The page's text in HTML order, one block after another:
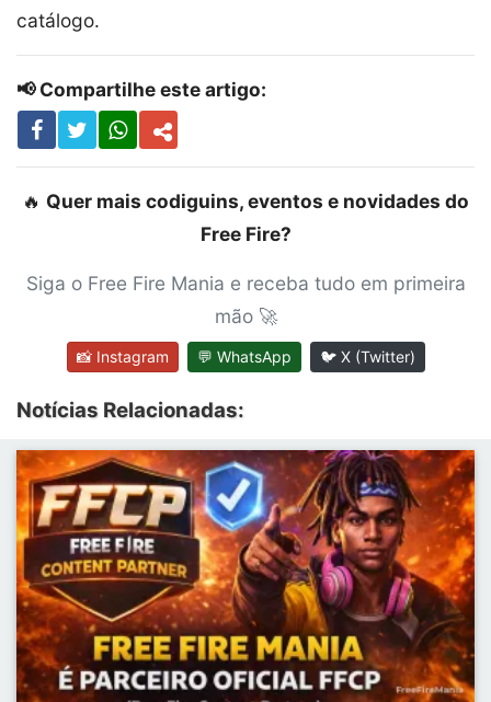
catálogo.
📢 Compartilhe este artigo:
🔥 Quer mais codiguins, eventos e novidades do
Free Fire?
Siga o Free Fire Mania e receba tudo em primeira
mão 🚀
📸 Instagram 💬 WhatsApp 🐦 X (Twitter)
Notícias Relacionadas: